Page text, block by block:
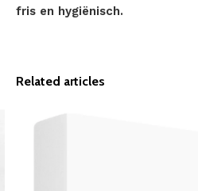
fris en hygiënisch.
Related articles